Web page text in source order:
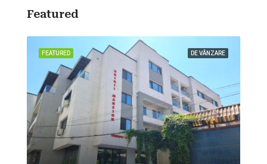
Featured
DE VÂNZARE
FEATURED